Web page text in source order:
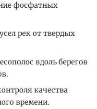
фосфатных
рек от твердых
вдоль берегов
качества
времени.